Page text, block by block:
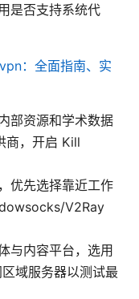
是否支持系统代
：全面指南、实
部资源和学术数据
商，开启 Kill
优先选择靠近工作
V2Ray
与内容平台，选用
域服务器以测试最